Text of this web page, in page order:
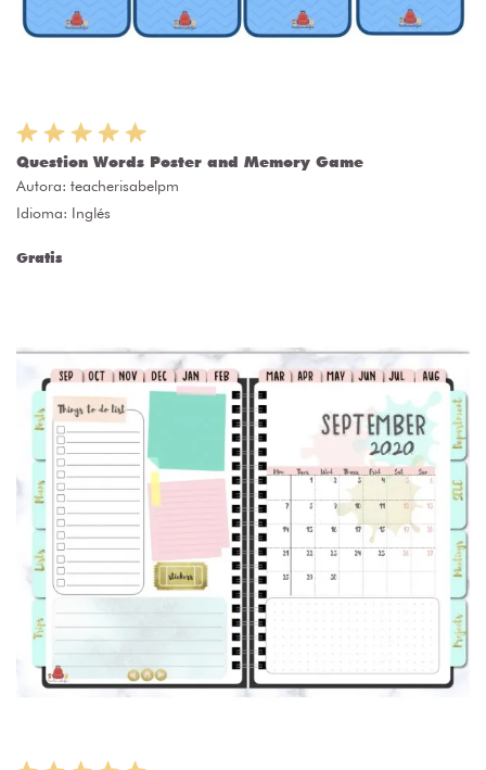
Question Words Poster and Memory Game
Autora: teacherisabelpm
Idioma: Inglés
Gratis